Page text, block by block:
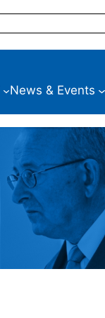
News & Events